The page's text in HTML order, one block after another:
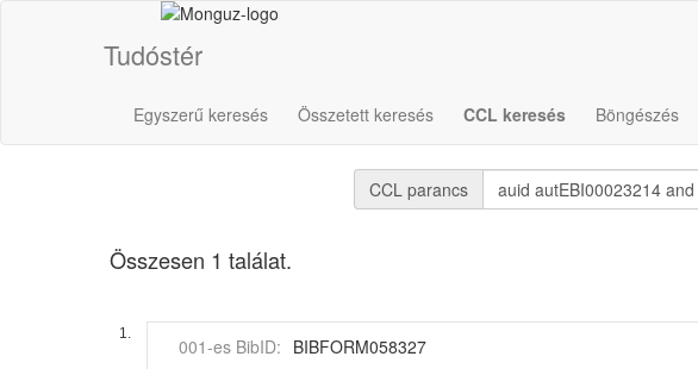
Tudóstér
Egyszerű keresés Összetett keresés CCL keresés Böngészés
CCL parancs
Összesen 1 találat.
1.
001-es BibID: BIBFORM058327